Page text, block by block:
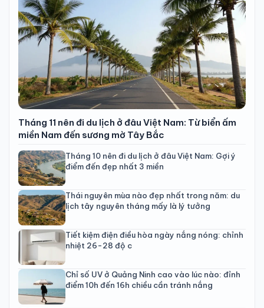
Tháng 11 nên đi du lịch ở đâu Việt Nam: Từ biển ấm
miền Nam đến sương mờ Tây Bắc
Tháng 10 nên đi du lịch ở đâu Việt Nam: Gợi ý
điểm đến đẹp nhất 3 miền
Thái nguyên mùa nào đẹp nhất trong năm: du
lịch tây nguyên tháng mấy là lý tưởng
Tiết kiệm điện điều hòa ngày nắng nóng: chỉnh
nhiệt 26-28 độ c
Chỉ số UV ở Quảng Ninh cao vào lúc nào: đỉnh
điểm 10h đến 16h chiều cần tránh nắng